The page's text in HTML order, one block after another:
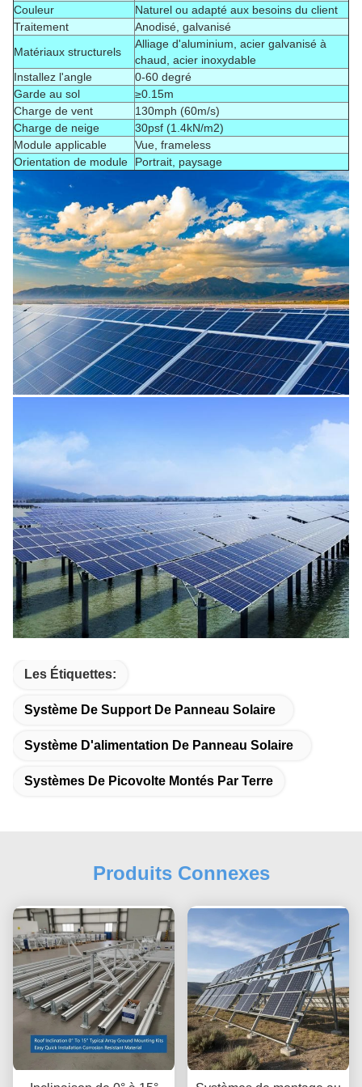
Couleur
Naturel ou adapté aux besoins du client
Traitement
Anodisé, galvanisé
Matériaux structurels
Alliage d'aluminium, acier galvanisé à
chaud, acier inoxydable
Installez l'angle
0-60 degré
Garde au sol
≥0.15m
Charge de vent
130mph (60m/s)
Charge de neige
30psf (1.4kN/m2)
Module applicable
Vue, frameless
Orientation de module
Portrait, paysage
Les Étiquettes:
Système De Support De Panneau Solaire
Système D'alimentation De Panneau Solaire
Systèmes De Picovolte Montés Par Terre
Produits Connexes